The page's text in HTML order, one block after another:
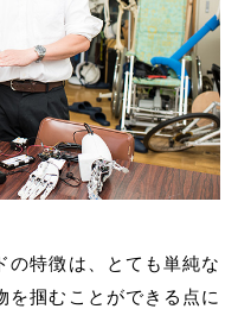
の特徴は、とても単純な
を掴むことができる点に